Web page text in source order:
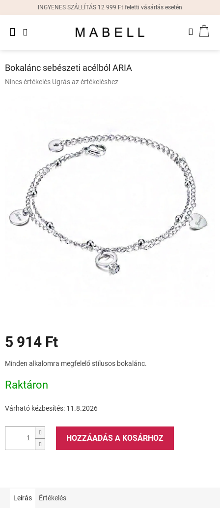
tartalomhoz
INGYENES SZÁLLÍTÁS 12 999 Ft feletti vásárlás esetén
Női
fülbevalók
Ajándékdobozok
Akciók
Bokalánc sebészeti acélból ARIA
A
Nincs értékelés Ugrás az értékeléshez
5 914 Ft
Minden alkalomra megfelelő stílusos bokalánc.
Raktáron
Várható kézbesítés: 11.8.2026
HOZZÁADÁS A KOSÁRHOZ
Leírás Értékelés